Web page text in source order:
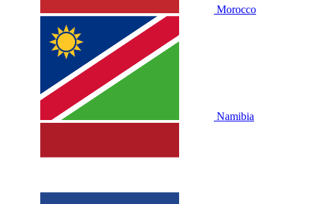
Morocco
Namibia